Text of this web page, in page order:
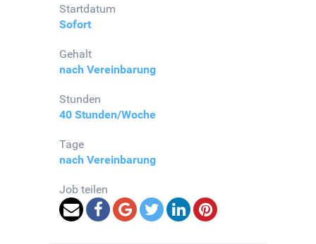
Startdatum
Sofort
Gehalt
nach Vereinbarung
Stunden
40 Stunden/Woche
Tage
nach Vereinbarung
Job teilen